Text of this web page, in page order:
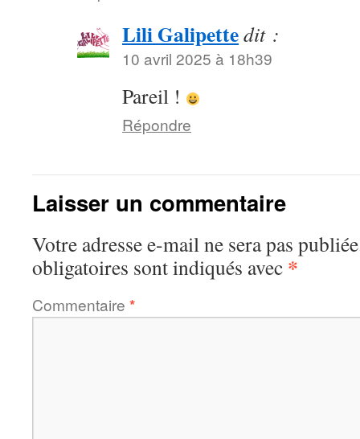
Lili Galipettedit :
10 avril 2025 à 18h39
Pareil !
Répondre
Laisser un commentaire
Votre adresse e-mail ne sera pas
obligatoires sont indiqués avec *
Commentaire *